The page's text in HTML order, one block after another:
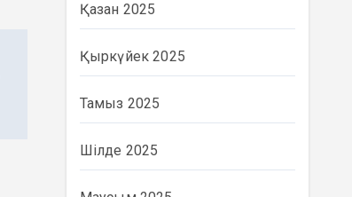
Қазан 2025
Қыркүйек 2025
Тамыз 2025
Шілде 2025